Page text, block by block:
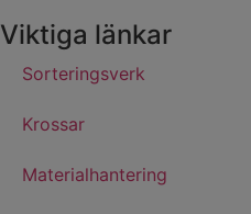
Viktiga länkar
Sorteringsverk
Krossar
Materialhantering